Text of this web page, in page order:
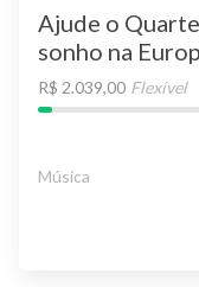
Ajude o
sonho na
R$ 2.039,00 Flexível
Música